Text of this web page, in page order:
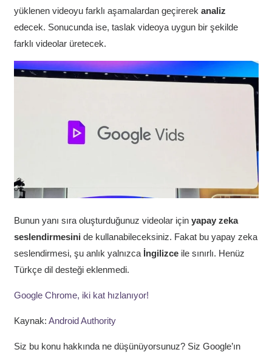
yüklenen videoyu farklı aşamalardan geçirerek analiz
edecek. Sonucunda ise, taslak videoya uygun bir şekilde
farklı videolar üretecek.
Bunun yanı sıra oluşturduğunuz videolar için yapay zeka
seslendirmesini de kullanabileceksiniz. Fakat bu yapay zeka
seslendirmesi, şu anlık yalnızca İngilizceile sınırlı. Henüz
Türkçe dil desteği eklenmedi.
Google Chrome, iki kat hızlanıyor!
Kaynak: Android Authority
Siz bu konu hakkında ne düşünüyorsunuz? Siz Google’ın